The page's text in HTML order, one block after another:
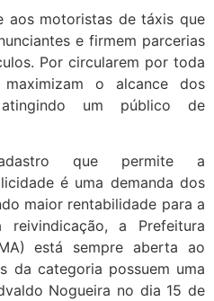
aos motoristas de táxis que
e firmem parcerias
Por circularem por toda
o alcance dos
atingindo um público de
que permite a
é uma demanda dos
maior rentabilidade para a
reivindicação, a Prefeitura
está sempre aberta ao
da categoria possuem uma
Nogueira no dia 15 de